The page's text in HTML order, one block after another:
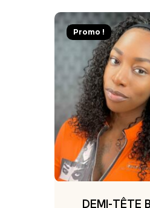
Promo !
DEMI-TÊTE